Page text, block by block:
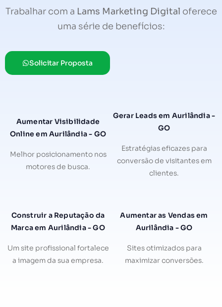
Trabalhar com a Lams Marketing Digital oferece
uma série de benefícios:
Solicitar Proposta
Aumentar Visibilidade
Online em Aurilândia - GO
Melhor posicionamento nos
motores de busca.
Gerar Leads em Aurilândia -
GO
Estratégias eficazes para
conversão de visitantes em
clientes.
Construir a Reputação da
Marca em Aurilândia - GO
Um site profissional fortalece
a imagem da sua empresa.
Aumentar as Vendas em
Aurilândia - GO
Sites otimizados para
maximizar conversões.